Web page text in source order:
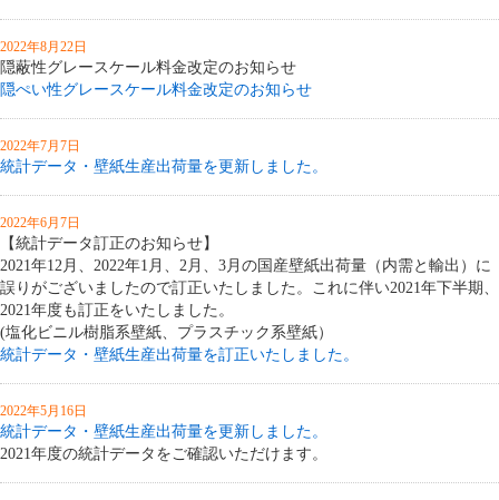
2022年8月22日
隠蔽性グレースケール料金改定のお知らせ
隠ぺい性グレースケール料金改定のお知らせ
2022年7月7日
統計データ・壁紙生産出荷量を更新しました。
2022年6月7日
【統計データ訂正のお知らせ】
2021年12月、2022年1月、2月、3月の国産壁紙出荷量（内需と輸出）に
誤りがございましたので訂正いたしました。これに伴い2021年下半期、
2021年度も訂正をいたしました。
(塩化ビニル樹脂系壁紙、プラスチック系壁紙）
統計データ・壁紙生産出荷量を訂正いたしました。
2022年5月16日
統計データ・壁紙生産出荷量を更新しました。
2021年度の統計データをご確認いただけます。